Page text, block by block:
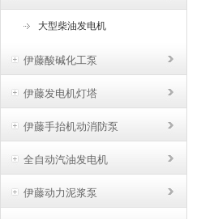
大型柴油发电机
伊藤酸碱化工泵
伊藤发电机灯塔
伊藤手抬机动消防泵
全自动汽油发电机
伊藤动力泥浆泵